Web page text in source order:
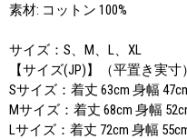
素材: コットン 100%
サイズ：S、M、L、XL
【サイズ(JP)】（平置き実寸）
Sサイズ：着丈 63cm 身幅
Mサイズ：着丈 68cm 身幅
Lサイズ：着丈 72cm 身幅